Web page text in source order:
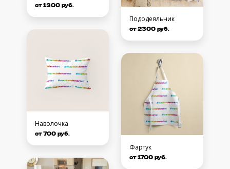
от 1300 руб.
Наволочка
от 700 руб.
Пододеяльник
от 2300 руб.
Фартук
от 1700 руб.